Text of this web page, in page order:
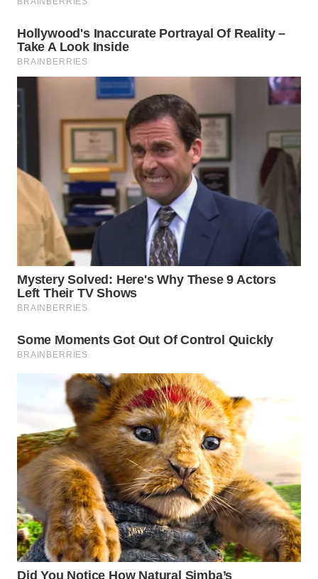
WN
SELATAN
WN
WN
SIMALUNGUN
WN
LABUHANBATU
WN
TAPANULI
SERDANG
TEBING
TINGGI
WN
PAKPAK
WN
KARAWANG